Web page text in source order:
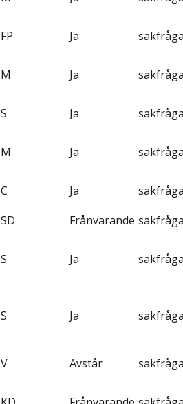
FP Ja
M Ja
S Ja
M Ja
C Ja
SD Frånvarande
S Ja
S Ja
V Avstår